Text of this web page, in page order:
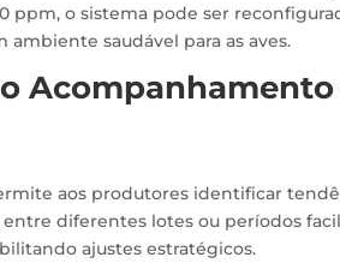
ppm, o sistema pode ser
saudável para as aves.
Acompanhamento
aos produtores identificar
diferentes lotes ou períodos
ajustes estratégicos.